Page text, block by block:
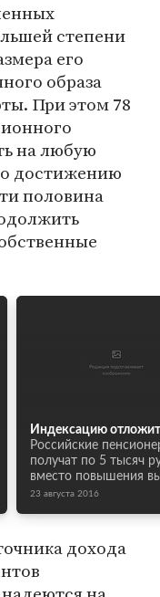
степени
его
образа
При этом 78
на любую
достижению
половина
Индексацию
Российские
получат по 5 тысяч
вместо повышения
23 августа 2016
дохода